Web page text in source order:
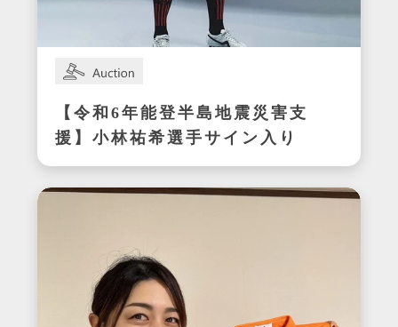
【令和6年能登半島地震災害支
援】小林祐希選手サイン入り
スパイク